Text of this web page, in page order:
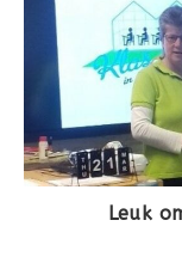
Leuk